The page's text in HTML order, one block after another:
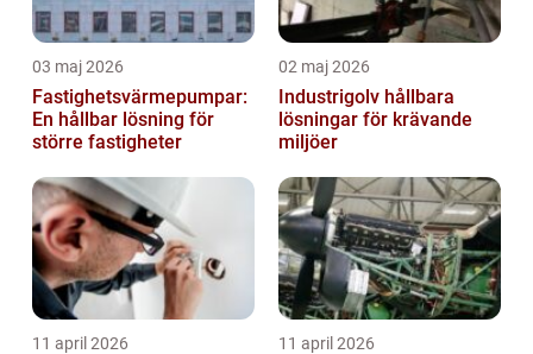
03 maj 2026
Fastighetsvärmepumpar:
En hållbar lösning för
större fastigheter
02 maj 2026
Industrigolv hållbara
lösningar för krävande
miljöer
11 april 2026 11 april 2026